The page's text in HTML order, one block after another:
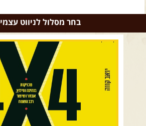
אודות יואב קווה והאתר שבילים
בחר מסלול לניווט עצמי
רמת הגולן וגליל עליון
כרמל ורמות מנשה
בקעת הירדן והשומרון
השרון ומישור החוף
הרי ירושלים והשפלה